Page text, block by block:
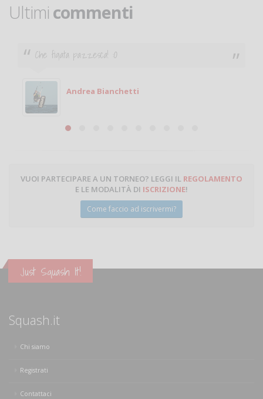
Ultimi commenti
Che figata pazzesca! :O
Andrea Bianchetti
VUOI PARTECIPARE A UN TORNEO? LEGGI IL REGOLAMENTO
E LE MODALITÀ DI ISCRIZIONE!
Come faccio ad iscrivermi?
Just Squash It!
Squash.it
Chi siamo
Registrati
Contattaci